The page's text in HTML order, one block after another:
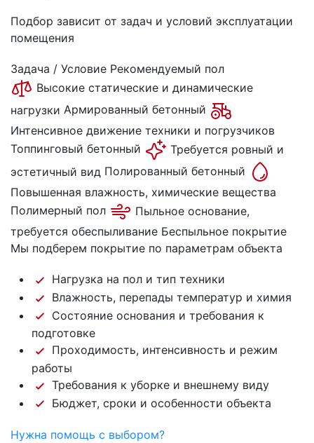
Подбор зависит от задач и условий эксплуатации
помещения
Задача / Условие Рекомендуемый пол
Высокие статические и динамические
нагрузки Армированный бетонный
Интенсивное движение техники и погрузчиков
Топпинговый бетонный
Требуется ровный и
эстетичный вид Полированный бетонный
Повышенная влажность, химические вещества
Полимерный пол
Пыльное основание,
требуется обеспыливание Беспыльное покрытие
Мы подберем покрытие по параметрам объекта
Нагрузка на пол и тип техники
Влажность, перепады температур и химия
Состояние основания и требования к
подготовке
Проходимость, интенсивность и режим
работы
Требования к уборке и внешнему виду
Бюджет, сроки и особенности объекта
Нужна помощь с выбором?